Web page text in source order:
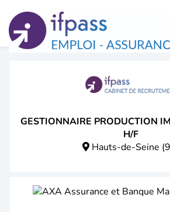
GESTIONNAIRE PRODUCTION
H/F
Hauts-de-Seine